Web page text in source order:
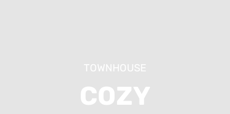
TOWNHOUSE
COZY